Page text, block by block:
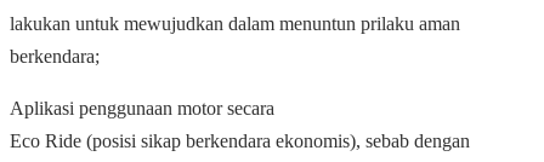
lakukan untuk mewujudkan dalam menuntun prilaku aman
berkendara;
Aplikasi penggunaan motor secara
Eco Ride (posisi sikap berkendara ekonomis), sebab dengan